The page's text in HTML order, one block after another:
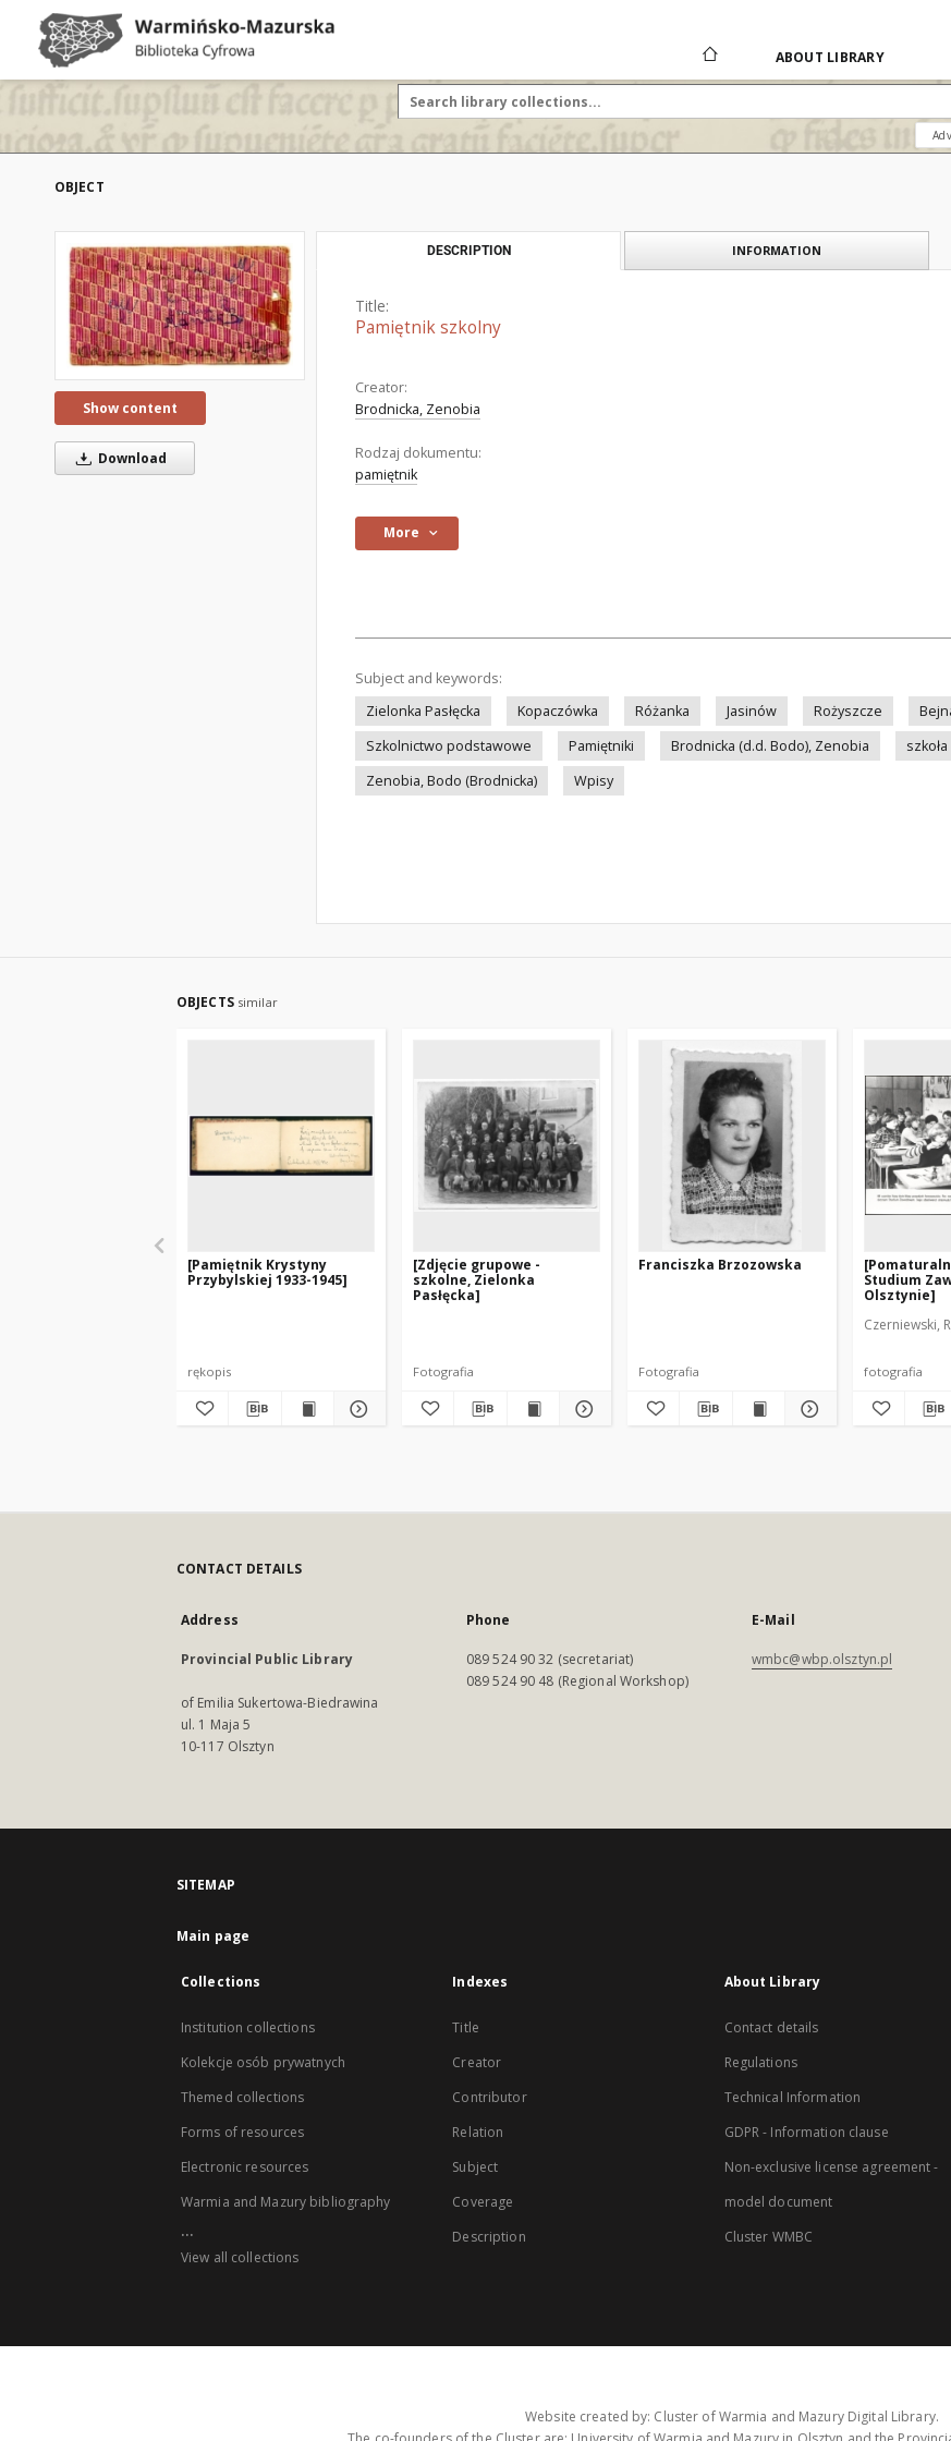
ABOUT LIBRARY
OBJECT
Show content
Download
DESCRIPTION INFORMATION
Title:
Pamiętnik szkolny
Creator:
Brodnicka, Zenobia
Rodzaj dokumentu:
pamiętnik
More
Subject and keywords:
Zielonka Pasłęcka
Kopaczówka Różanka Jasinów Rożyszcze
Szkolnictwo podstawowe
Pamiętniki Brodnicka (d.d. Bodo), Zenobia szkoła
Zenobia, Bodo (Brodnicka)
Wpisy
OBJECTS similar
[Pamiętnik Krystyny
Przybylskiej 1933-1945]
rękopis
[Zdjęcie grupowe -
szkolne, Zielonka
Pasłęcka]
Fotografia
Franciszka Brzozowska
Fotografia
Studium
Olsztynie]
Czerniewski,
fotografia
CONTACT DETAILS
Address
Provincial Public Library
of Emilia Sukertowa-Biedrawina
ul. 1 Maja 5
10-117 Olsztyn
Phone
089 524 90 32 (secretariat)
089 524 90 48 (Regional Workshop)
E-Mail
wmbc@wbp.olsztyn.pl
SITEMAP
Main page
Collections
Institution collections
Kolekcje osób prywatnych
Themed collections
Forms of resources
Electronic resources
Warmia and Mazury bibliography
...
View all collections
Indexes
Title
Creator
Contributor
Relation
Subject
Coverage
Description
About Library
Contact details
Regulations
Technical Information
GDPR - Information clause
Non-exclusive license agreement -
model document
Cluster WMBC
Website created by: Cluster of Warmia and Mazury Digital Library.